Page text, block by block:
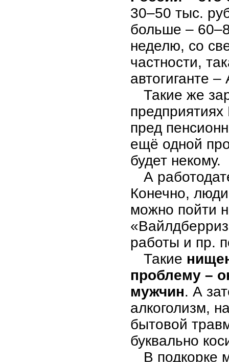
30–50 тыс.
больше –
неделю, со
частности,
автогиганте
Такие же
пред
ещё одной
будет некому.
А
Конечно,
можно пойти
работы и пр.
Такие
проблему –
мужчин. А
алкоголизм,
бытовой
буквально
В подкорке